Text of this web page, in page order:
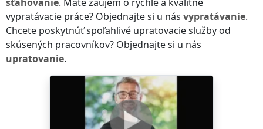
vypratávacie práce? Objednajte si u nás vypratávanie.
Chcete poskytnúť spoľahlivé upratovacie služby od
skúsených pracovníkov? Objednajte si u nás
upratovanie.